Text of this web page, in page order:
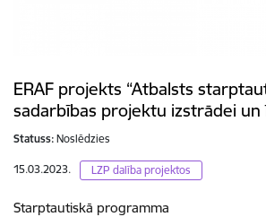
ERAF projekts “Atbalsts
sadarbības projektu izstrādei un
Statuss: Noslēdzies
15.03.2023. LZP dalība projektos
Starptautiskā programma